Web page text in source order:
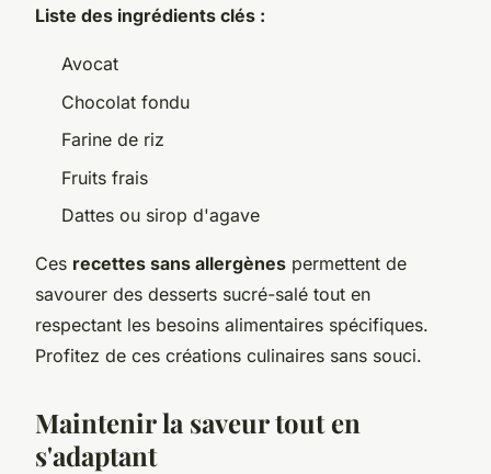
Liste des ingrédients clés :
Avocat
Chocolat fondu
Farine de riz
Fruits frais
Dattes ou sirop d'agave
Ces recettes sans allergènes permettent de
savourer des desserts sucré-salé tout en
respectant les besoins alimentaires spécifiques.
Profitez de ces créations culinaires sans souci.
Maintenir la saveur tout en
s'adaptant